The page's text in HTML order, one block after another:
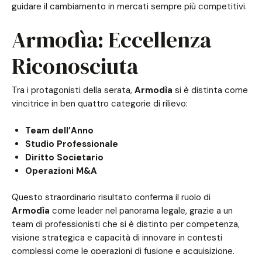
guidare il cambiamento in mercati sempre più competitivi.
Armodìa: Eccellenza
Riconosciuta
Tra i protagonisti della serata, Armodìa si è distinta come
vincitrice in ben quattro categorie di rilievo:
Team dell’Anno
Studio Professionale
Diritto Societario
Operazioni M&A
Questo straordinario risultato conferma il ruolo di
Armodìa come leader nel panorama legale, grazie a un
team di professionisti che si è distinto per competenza,
visione strategica e capacità di innovare in contesti
complessi come le operazioni di fusione e acquisizione.